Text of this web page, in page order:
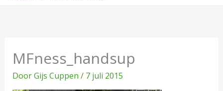
MFness_handsup
DoorGijs Cuppen / 7 juli 2015